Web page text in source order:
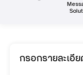
dtac
กรอกรายละเอี